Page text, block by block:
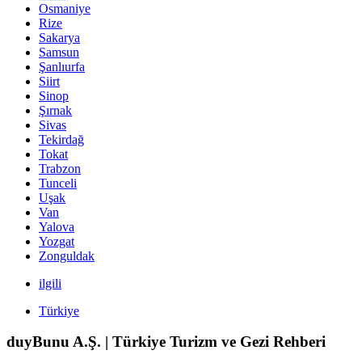
Osmaniye
Rize
Sakarya
Samsun
Şanlıurfa
Siirt
Sinop
Şırnak
Sivas
Tekirdağ
Tokat
Trabzon
Tunceli
Uşak
Van
Yalova
Yozgat
Zonguldak
ilgili
Türkiye
duyBunu A.Ş. | Türkiye Turizm ve Gezi Rehberi